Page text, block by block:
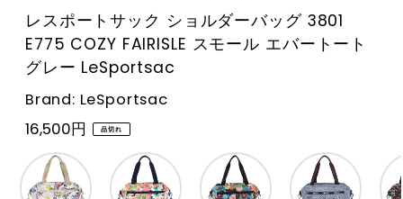
レスポートサック ショルダーバッグ 3801
E775 COZY FAIRISLE スモール エバートート
グレー LeSportsac
Brand: LeSportsac
16,500円 品切れ